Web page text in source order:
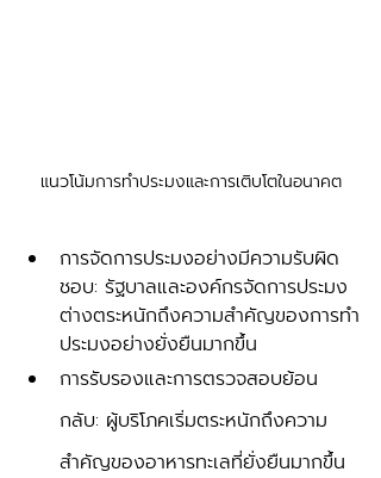
แนวโน้มการทำประมงและการเติบโตในอนาคต
การจัดการประมงอย่างมีความรับผิด
ชอบ: รัฐบาลและองค์กรจัดการประมง
ต่างตระหนักถึงความสำคัญของการทำ
ประมงอย่างยั่งยืนมากขึ้น
การรับรองและการตรวจสอบย้อน
กลับ: ผู้บริโภคเริ่มตระหนักถึงความ
สำคัญของอาหารทะเลที่ยั่งยืนมากขึ้น